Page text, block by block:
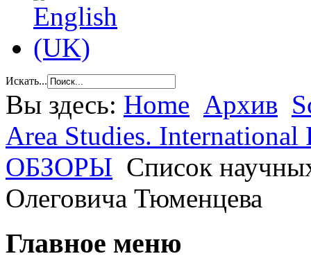
Искать...
Вы здесь: Home Архив
Area Studies.
ОБЗОРЫ Список
Олеговича Тюменцева
Главное меню